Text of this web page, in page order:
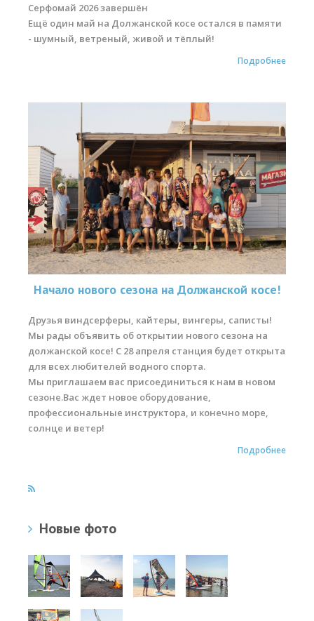
Серфомай 2026 завершён
Ещё один май на Должанской косе остался в памяти
- шумный, ветреный, живой и тёплый!
Подробнее
Начало нового сезона на Должанской косе!
Друзья виндсерферы, кайтеры, вингеры, саписты!
Мы рады объявить об открытии нового сезона на
должанской косе! С 28 апреля станция будет открыта
для всех любителей водного спорта.
Мы приглашаем вас присоединиться к нам в новом
сезоне.Вас ждет новое оборудование,
профессиональные инструктора, и конечно море,
солнце и ветер!
Подробнее
Новые фото